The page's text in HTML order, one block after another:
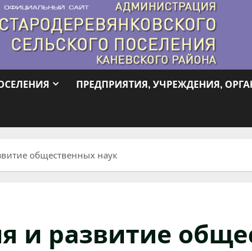
ПРЕДПРИЯТИЯ, УЧРЕЖДЕНИЯ,
общественных наук
и развитие